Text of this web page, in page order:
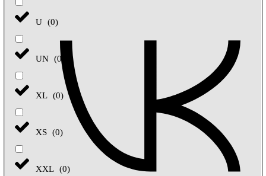
U (0)
UN (0
XL (0)
XS (0)
XXL (0)